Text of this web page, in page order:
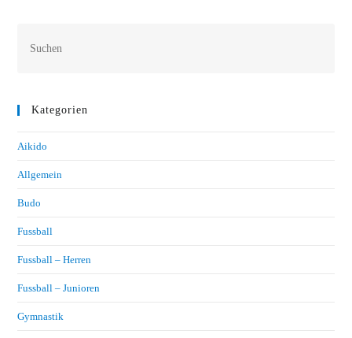
Kategorien
Aikido
Allgemein
Budo
Fussball
Fussball – Herren
Fussball – Junioren
Gymnastik